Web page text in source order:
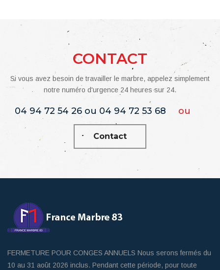
CONTACT
Si vous avez besoin de travailler le marbre, appelez simplement
notre numéro d'urgence 24 heures sur 24.
04 94 72 54 26 ou 04 94 72 53 68 ou
Contact
FERMETURE POUR CONGES ANNUELS Nous serons fermés du
10 au 31 août 2026 inclus. Pendant cette période, pour toute